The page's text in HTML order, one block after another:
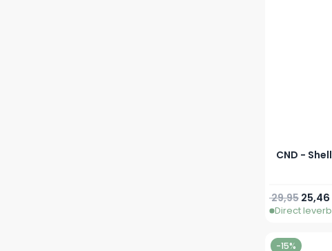
CND -
25,46
Normale prijs
29,95
Direct
-15%